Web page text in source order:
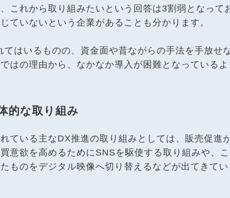
これから取り組みたいという回答は3割弱となって
ていないという企業があることも分かります。
てはいるものの、資金面や昔ながらの手法を手放せ
はの理由から、なかなか導入が困難となっている
的な取り組み
ている主なDX推進の取り組みとしては、販売促進
意欲を高めるためにSNSを駆使する取り組みや、こ
ものをデジタル映像へ切り替えるなどが出てきてい